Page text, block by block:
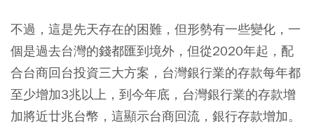
不過，這是先天存在的困難，但形勢有一些變化，一
個是過去台灣的錢都匯到境外，但從2020年起，配
合台商回台投資三大方案，台灣銀行業的存款每年都
至少增加3兆以上，到今年底，台灣銀行業的存款增
加將近廿兆台幣，這顯示台商回流，銀行存款增加。